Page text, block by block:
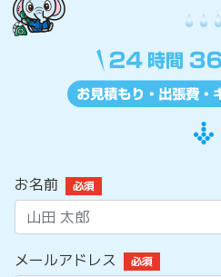
お名前 必須
メールアドレス 必須